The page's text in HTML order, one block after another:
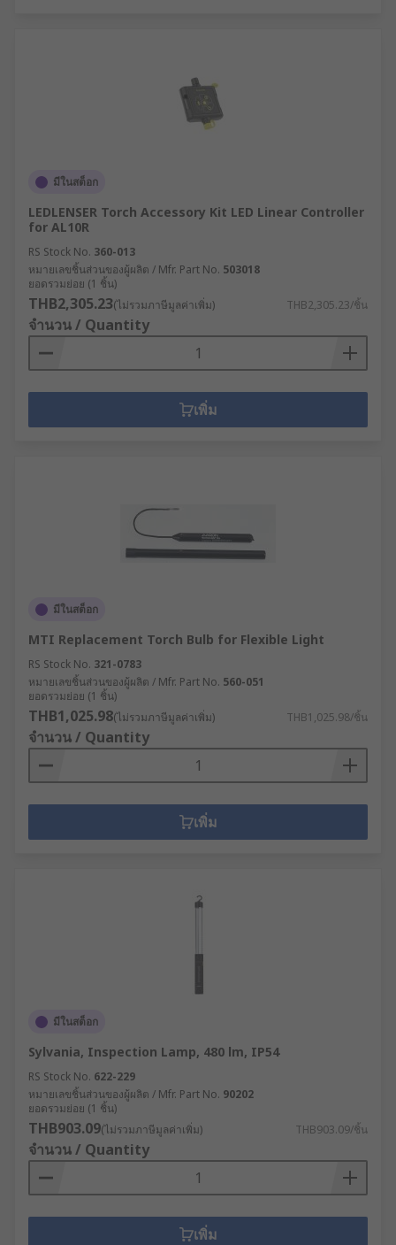
มีในสต็อก
LEDLENSER Torch Accessory Kit LED Linear Controller
for AL10R
RS Stock No. 360-013
หมายเลขชิ้นส่วนของผู้ผลิต / Mfr. Part No. 503018
ยอดรวมย่อย (1 ชิ้น)
THB2,305.23(ไม่รวมภาษีมูลค่าเพิ่ม) THB2,305.23/ชิ้น
จำนวน / Quantity
เพิ่ม
มีในสต็อก
MTI Replacement Torch Bulb for Flexible Light
RS Stock No. 321-0783
หมายเลขชิ้นส่วนของผู้ผลิต / Mfr. Part No. 560-051
ยอดรวมย่อย (1 ชิ้น)
THB1,025.98(ไม่รวมภาษีมูลค่าเพิ่ม) THB1,025.98/ชิ้น
จำนวน / Quantity
เพิ่ม
มีในสต็อก
Sylvania, Inspection Lamp, 480 lm, IP54
RS Stock No. 622-229
หมายเลขชิ้นส่วนของผู้ผลิต / Mfr. Part No. 90202
ยอดรวมย่อย (1 ชิ้น)
THB903.09(ไม่รวมภาษีมูลค่าเพิ่ม) THB903.09/ชิ้น
จำนวน / Quantity
เพิ่ม